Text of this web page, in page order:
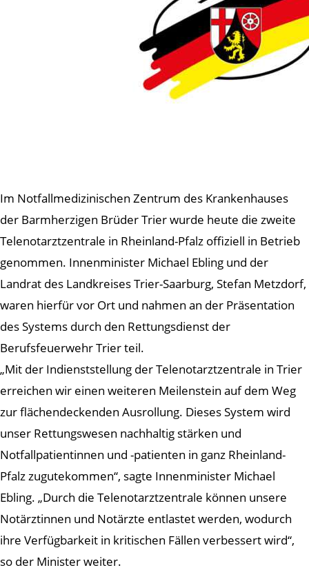
Im Notfallmedizinischen Zentrum des Krankenhauses
der Barmherzigen Brüder Trier wurde heute die zweite
Telenotarztzentrale in Rheinland-Pfalz offiziell in Betrieb
genommen. Innenminister Michael Ebling und der
Landrat des Landkreises Trier-Saarburg, Stefan Metzdorf,
waren hierfür vor Ort und nahmen an der Präsentation
des Systems durch den Rettungsdienst der
Berufsfeuerwehr Trier teil.
„Mit der Indienststellung der Telenotarztzentrale in Trier
erreichen wir einen weiteren Meilenstein auf dem Weg
zur flächendeckenden Ausrollung. Dieses System wird
unser Rettungswesen nachhaltig stärken und
Notfallpatientinnen und -patienten in ganz Rheinland-
Pfalz zugutekommen“, sagte Innenminister Michael
Ebling. „Durch die Telenotarztzentrale können unsere
Notärztinnen und Notärzte entlastet werden, wodurch
ihre Verfügbarkeit in kritischen Fällen verbessert wird“,
so der Minister weiter.